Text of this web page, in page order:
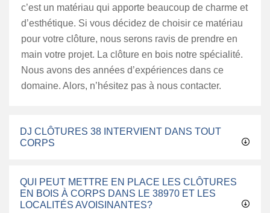
c’est un matériau qui apporte beaucoup de charme et
d’esthétique. Si vous décidez de choisir ce matériau
pour votre clôture, nous serons ravis de prendre en
main votre projet. La clôture en bois notre spécialité.
Nous avons des années d’expériences dans ce
domaine. Alors, n’hésitez pas à nous contacter.
DJ CLÔTURES 38 INTERVIENT DANS TOUT
CORPS
QUI PEUT METTRE EN PLACE LES CLÔTURES
EN BOIS À CORPS DANS LE 38970 ET LES
LOCALITÉS AVOISINANTES?